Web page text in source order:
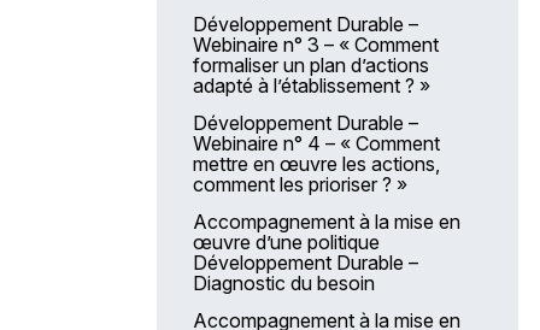
Qualité de la prestation hôtelière
en EHPAD – Le service des
repas
Construire un projet d’animation
et des activités/ateliers
spécifiques en établissement
Élaborer et construire un projet
socio-culturel, artistique, sportif,
collaboratif, dans ou hors les
murs d’un établissement pour les
patients
Soins et hygiène des pieds des
personnes âgées
Développement Durable –
Webinaire n° 3 – « Comment
formaliser un plan d’actions
adapté à l’établissement ? »
Développement Durable –
Webinaire n° 4 – « Comment
mettre en œuvre les actions,
comment les prioriser ? »
Accompagnement à la mise en
œuvre d’une politique
Développement Durable –
Diagnostic du besoin
Accompagnement à la mise en